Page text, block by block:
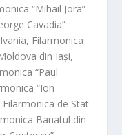
“Mihail Jora”
Cavadia”
Filarmonica
din Iași,
“Paul
“Ion
Filarmonica de Stat
Banatul din